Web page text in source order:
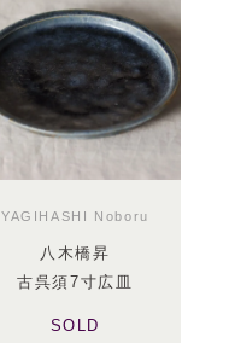
YAGIHASHI Noboru
八木橋昇
古呉須7寸広皿
SOLD